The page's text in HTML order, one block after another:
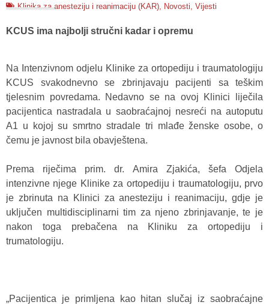
Klinika za anesteziju i reanimaciju (KAR)
Novosti Vijesti
KCUS ima najbolji stručni kadar i opremu
Na Intenzivnom odjelu Klinike za ortopediju i traumatologiju
KCUS svakodnevno se zbrinjavaju pacijenti sa teškim
tjelesnim povredama. Nedavno se na ovoj Klinici liječila
pacijentica nastradala u saobraćajnoj nesreći na autoputu
A1 u kojoj su smrtno stradale tri mlađe ženske osobe, o
čemu je javnost bila obavještena.
Prema riječima prim. dr. Amira Zjakića, šefa Odjela
intenzivne njege Klinike za ortopediju i traumatologiju, prvo
je zbrinuta na Klinici za anesteziju i reanimaciju, gdje je
uključen multidisciplinarni tim za njeno zbrinjavanje, te je
nakon toga prebačena na Kliniku za ortopediju i
trumatologiju.
„Pacijentica je primljena kao hitan slučaj iz saobraćajne